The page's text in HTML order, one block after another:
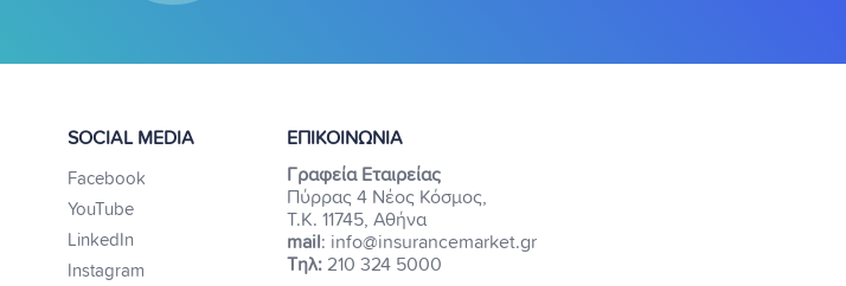
SOCIAL MEDIA
Facebook
YouTube
LinkedIn
Instagram
ΕΠΙΚΟΙΝΩΝΙΑ
Γραφεία Εταιρείας
Πύρρας 4 Νέος Κόσμος,
Τ.Κ. 11745, Αθήνα
mail : info@insurancemarket.gr
Τηλ: 210 324 5000